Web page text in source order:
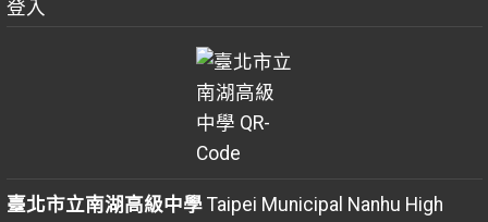
登入
臺北市立南湖高級中學Taipei Municipal Nanhu High